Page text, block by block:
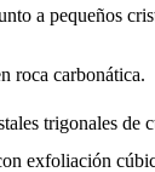
a pequeños
roca carbonática.
trigonales de
exfoliación